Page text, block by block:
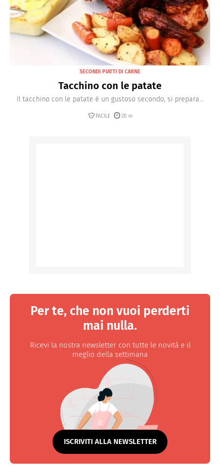
SECONDI PIATTI DI CARNE
Tacchino con le patate
Il tacchino con le patate è un gustoso secondo, si prepara...
FACILE 20 m
Per te, che non vuoi perderti
mai nulla.
Ricevi la nostra newsletter con tutte le novità e il
meglio della settimana
ISCRIVITI ALLA NEWSLETTER